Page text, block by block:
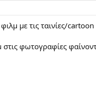
με τις ταινίες/
φωτογραφίες